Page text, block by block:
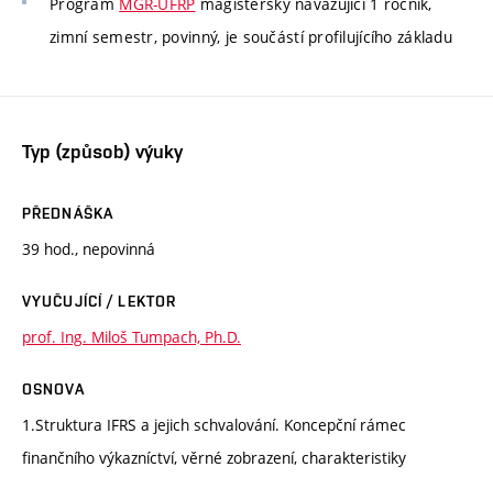
zimní semestr, povinný, je součástí profilujícího základu
Typ (způsob) výuky
PŘEDNÁŠKA
39 hod., nepovinná
VYUČUJÍCÍ / LEKTOR
prof. Ing. Miloš Tumpach, Ph.D.
OSNOVA
1.Struktura IFRS a jejich schvalování. Koncepční rámec
finančního výkazníctví, věrné zobrazení, charakteristiky